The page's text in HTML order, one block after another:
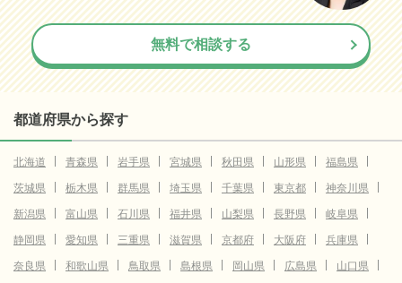
無料で相談する
都道府県から探す
北海道 青森県 岩手県 宮城県 秋田県 山形県
福島県
茨城県
栃木県 群馬県 埼玉県 千葉県 東京都
神奈川県
新潟県
富山県 石川県 福井県 山梨県 長野県
岐阜県
静岡県
愛知県 三重県 滋賀県 京都府 大阪府
兵庫県
奈良県
和歌山県 鳥取県 島根県 岡山県 広島県
山口県